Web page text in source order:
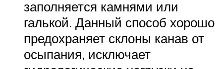
заполняется камнями или
галькой. Данный способ хорошо
предохраняет склоны канав от
осыпания, исключает